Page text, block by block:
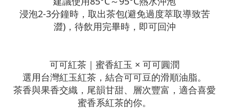
浸泡2-3分鐘時，取出茶包(避免過度萃取導致苦
澀)，待飲用完畢時，即可回沖
可可紅茶｜蜜香紅玉 × 可可圓潤
選用台灣紅玉紅茶，結合可可豆的滑順油脂。
茶香與果香交織，尾韻甘甜、層次豐富，適合喜愛
蜜香系紅茶的你。